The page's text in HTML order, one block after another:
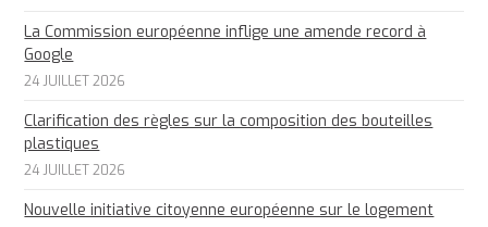
La Commission européenne inflige une amende record à
Google
24 JUILLET 2026
Clarification des règles sur la composition des bouteilles
plastiques
24 JUILLET 2026
Nouvelle initiative citoyenne européenne sur le logement